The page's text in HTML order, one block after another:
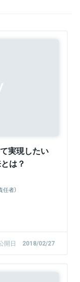
実現したい
は？
者）
開日 2018/02/27